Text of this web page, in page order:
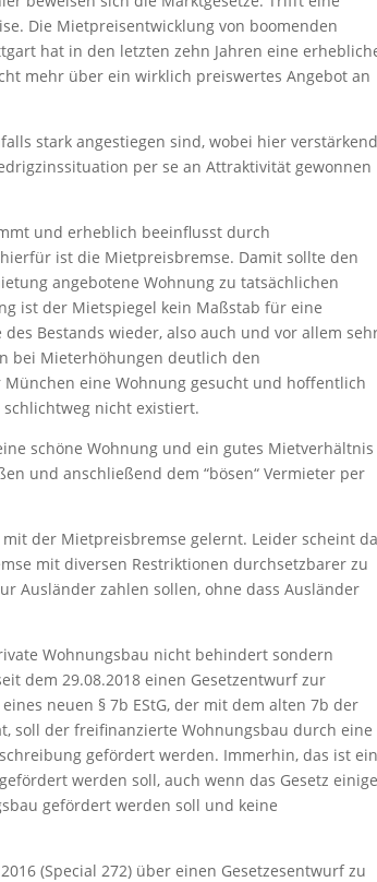
Die Mietpreisentwicklung von boomenden
hat in den letzten zehn Jahren eine
mehr über ein wirklich preiswertes Angebot an
stark angestiegen sind, wobei hier verstärkend
per se an Attraktivität gewonnen
und erheblich beeinflusst durch
ist die Mietpreisbremse. Damit sollte den
angebotene Wohnung zu tatsächlichen
ist der Mietspiegel kein Maßstab für eine
Bestands wieder, also auch und vor allem
bei Mieterhöhungen deutlich den
eine Wohnung gesucht und hoffentlich
nicht existiert.
schöne Wohnung und ein gutes Mietverhältnis
und anschließend dem “bösen“ Vermieter per
der Mietpreisbremse gelernt. Leider scheint
mit diversen Restriktionen durchsetzbarer zu
Ausländer zahlen sollen, ohne dass Ausländer
Wohnungsbau nicht behindert sondern
dem 29.08.2018 einen Gesetzentwurf zur
neuen § 7b EStG, der mit dem alten 7b der
soll der freifinanzierte Wohnungsbau durch eine
gefördert werden. Immerhin, das ist ein
werden soll, auch wenn das Gesetz einige
gefördert werden soll und keine
(Special 272) über einen Gesetzesentwurf zu